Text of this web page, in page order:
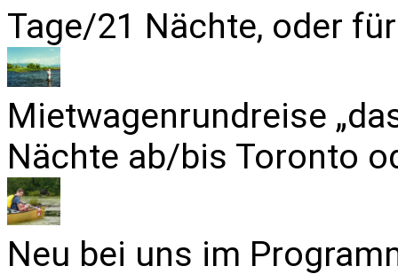
Tage/21 Nächte, oder
Mietwagenrundreise
Nächte ab/bis Toronto
Neu bei uns im